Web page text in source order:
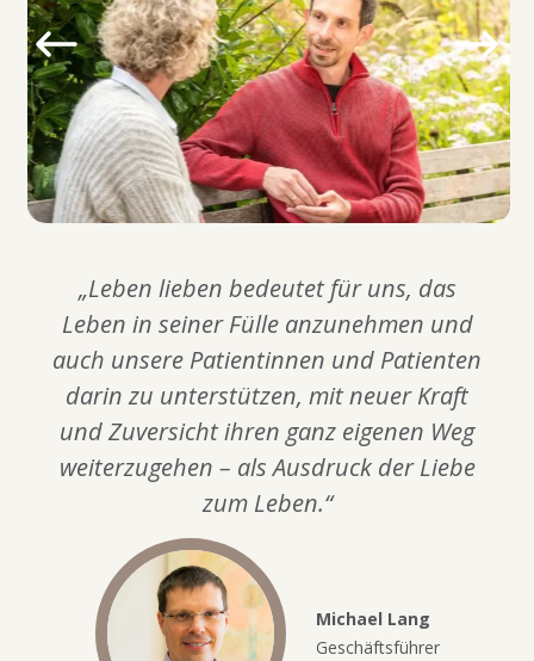
„Leben lieben bedeutet für uns, das
Leben in seiner Fülle anzunehmen und
auch unsere Patientinnen und Patienten
darin zu unterstützen, mit neuer Kraft
und Zuversicht ihren ganz eigenen Weg
weiterzugehen – als Ausdruck der Liebe
zum Leben.“
Michael Lang
Geschäftsführer